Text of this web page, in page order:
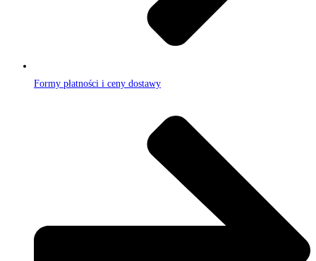
Formy płatności i ceny dostawy